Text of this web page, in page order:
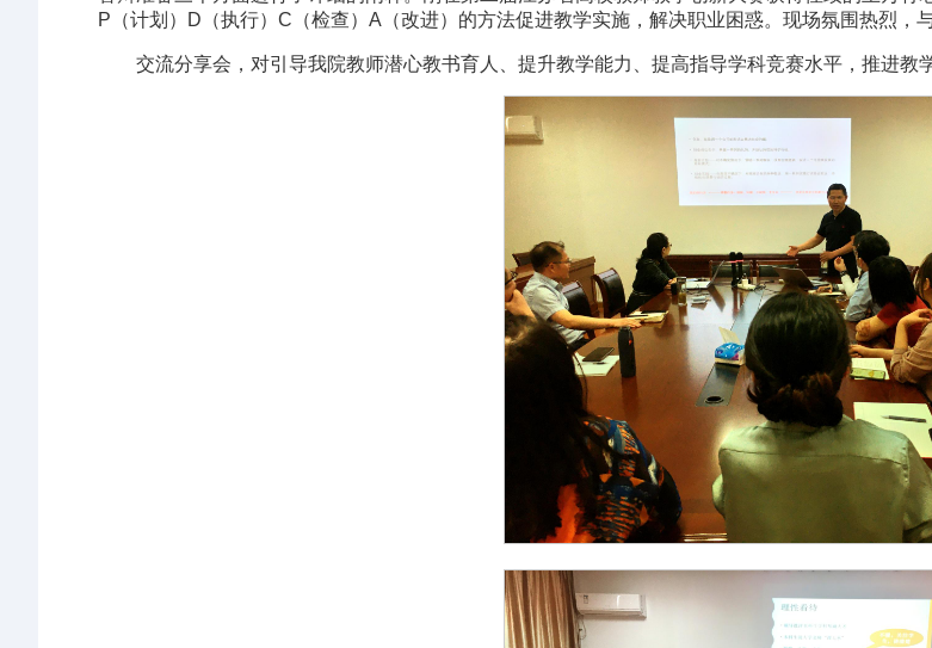
P（计划）D（执行）C（检查）A（改进）的方法促进教学实施，解决职业困惑。现场氛围热烈，
交流分享会，对引导我院教师潜心教书育人、提升教学能力、提高指导学科竞赛水平，推进教